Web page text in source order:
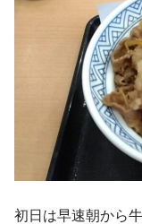
初日は早速朝から